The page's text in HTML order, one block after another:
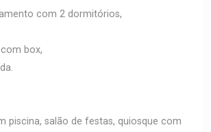
com 2 dormitórios,
box,
piscina, salão de festas, quiosque com